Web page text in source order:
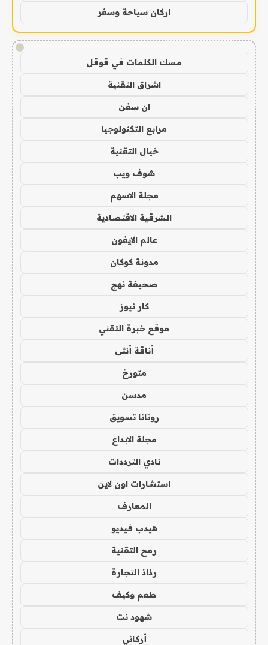
اركان سياحة وسفر
!
مسك الكلمات في قوقل
اشراق التقنية
ان سفن
مرابع التكنولوجيا
خيال التقنية
شوف ويب
مجلة الاسهم
الشرقية الاقتصادية
عالم الايفون
مدونة كوكان
صحيفة نهج
كار نيوز
موقع خبرة التقني
أناقة أنثى
متورخ
مدسن
روتانا تسويق
مجلة الابداع
نادي الترددات
استشارات اون لاين
المعارف
هيدب فيديو
رمح التقنية
رذاذ التجارة
طعم وكيف
شهود نت
أركاني